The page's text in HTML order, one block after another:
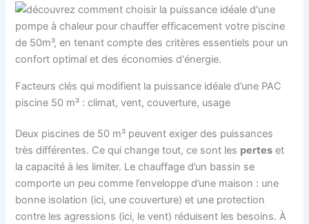
Facteurs clés qui modifient la puissance idéale d’une PAC
piscine 50 m³ : climat, vent, couverture, usage
Deux piscines de 50 m³ peuvent exiger des puissances
très différentes. Ce qui change tout, ce sont les pertes et
la capacité à les limiter. Le chauffage d’un bassin se
comporte un peu comme l’enveloppe d’une maison : une
bonne isolation (ici, une couverture) et une protection
contre les agressions (ici, le vent) réduisent les besoins. À